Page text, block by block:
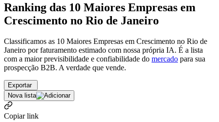
Ranking das 10 Maiores Empresas em
Crescimento no Rio de Janeiro
Classificamos as 10 Maiores Empresas em Crescimento no Rio de
Janeiro por faturamento estimado com nossa própria IA. É a lista
com a maior previsibilidade e confiabilidade do mercado para sua
prospecção B2B. A verdade que vende.
Exportar
Nova lista
Copiar link